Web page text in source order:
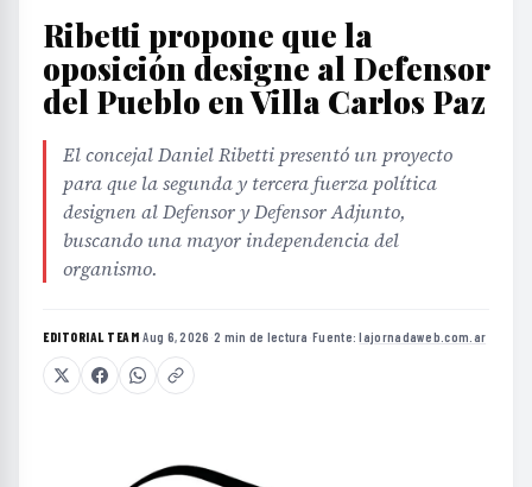
Ribetti propone que la
oposición designe al Defensor
del Pueblo en Villa Carlos Paz
El concejal Daniel Ribetti presentó un proyecto
para que la segunda y tercera fuerza política
designen al Defensor y Defensor Adjunto,
buscando una mayor independencia del
organismo.
EDITORIAL TEAM·Aug 6, 2026 ·2 min de lectura ·Fuente:lajornadaweb.com.ar